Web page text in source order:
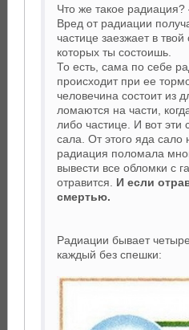
Что же такое
Вред от радиации
частице заезжает в
которых ты состоишь.
То есть, сама по себе
происходит при ее
человечина состоит из
ломаются на части,
либо частице. И вот
сала. От этого яда
радиация поломала
вывести все обломки с
отравится. И если
смертью.
Радиации бывает
каждый без спешки: